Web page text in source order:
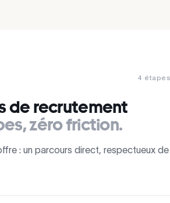
4 étapes
de recrutement
zéro friction.
: un parcours direct, respectueux de